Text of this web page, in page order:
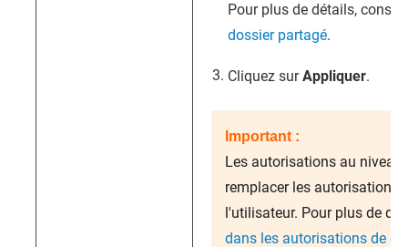
Pour plus de détails,
dossier partagé.
Cliquez surAppliquer.
Important :
Les autorisations au niveau
remplacer les autorisations
l'utilisateur. Pour plus de
dans les autorisations de